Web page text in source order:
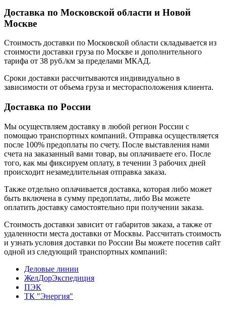
Доставка по Московской области и Новой
Москве
Стоимость доставки по Московской области складывается из
стоимости доставки груза по Москве и дополнительного
тарифа от 38 руб./км за пределами МКАД.
Сроки доставки рассчитываются индивидуально в
зависимости от объема груза и месторасположения клиента.
Доставка по России
Мы осуществляем доставку в любой регион России с
помощью транспортных компаний. Отправка осуществляется
после 100% предоплаты по счету. После выставления нами
счета на заказанный вами товар, вы оплачиваете его. После
того, как мы фиксируем оплату, в течении 3 рабочих дней
происходит незамедлительная отправка заказа.
Также отдельно оплачивается доставка, которая либо может
быть включена в сумму предоплаты, либо Вы можете
оплатить доставку самостоятельно при получении заказа.
Стоимость доставки зависит от габаритов заказа, а также от
удаленности места доставки от Москвы. Рассчитать стоимость
и узнать условия доставки по России Вы можете посетив сайт
одной из следующий транспортных компаний:
Деловые линии
ЖелДорЭкспедиция
ПЭК
ТК "Энергия"